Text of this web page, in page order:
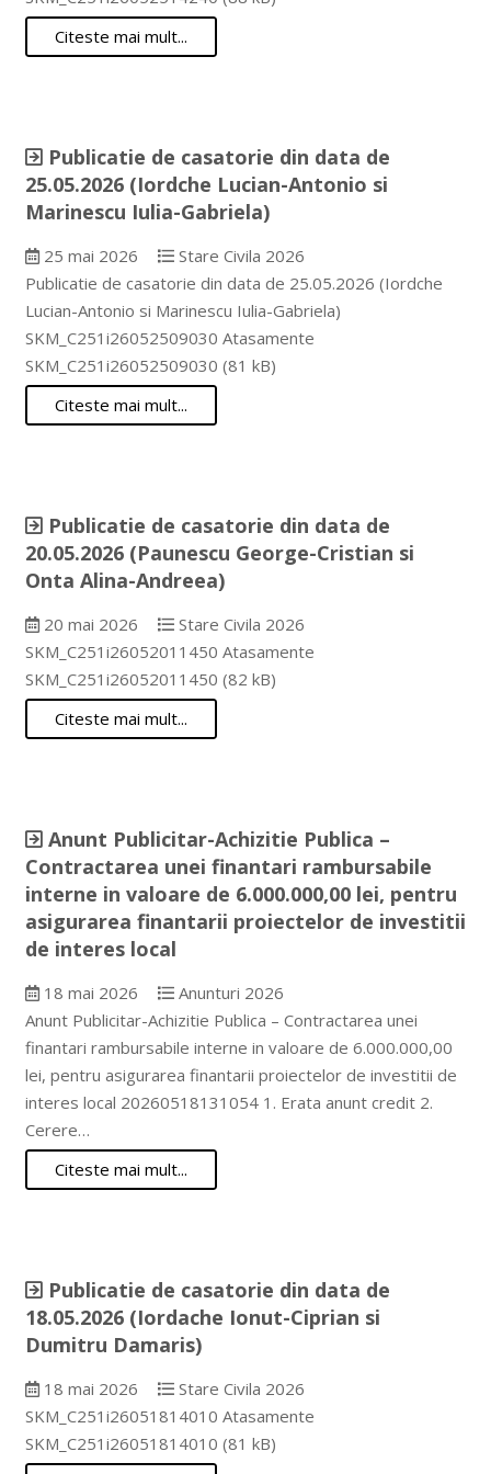
Citeste mai mult...
Publicatie de casatorie din data de
25.05.2026 (Iordche Lucian-Antonio si
Marinescu Iulia-Gabriela)
25 mai 2026
Stare Civila 2026
Publicatie de casatorie din data de 25.05.2026 (Iordche
Lucian-Antonio si Marinescu Iulia-Gabriela)
SKM_C251i26052509030 Atasamente
SKM_C251i26052509030 (81 kB)
Citeste mai mult...
Publicatie de casatorie din data de
20.05.2026 (Paunescu George-Cristian si
Onta Alina-Andreea)
20 mai 2026
Stare Civila 2026
SKM_C251i26052011450 Atasamente
SKM_C251i26052011450 (82 kB)
Citeste mai mult...
Anunt Publicitar-Achizitie Publica –
Contractarea unei finantari rambursabile
interne in valoare de 6.000.000,00 lei, pentru
asigurarea finantarii proiectelor de investitii
de interes local
18 mai 2026
Anunturi 2026
Anunt Publicitar-Achizitie Publica – Contractarea unei
finantari rambursabile interne in valoare de 6.000.000,00
lei, pentru asigurarea finantarii proiectelor de investitii de
interes local 20260518131054 1. Erata anunt credit 2.
Cerere…
Citeste mai mult...
Publicatie de casatorie din data de
18.05.2026 (Iordache Ionut-Ciprian si
Dumitru Damaris)
18 mai 2026
Stare Civila 2026
SKM_C251i26051814010 Atasamente
SKM_C251i26051814010 (81 kB)